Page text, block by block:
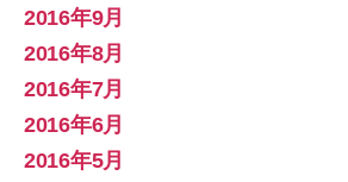
2016年9月
2016年8月
2016年7月
2016年6月
2016年5月